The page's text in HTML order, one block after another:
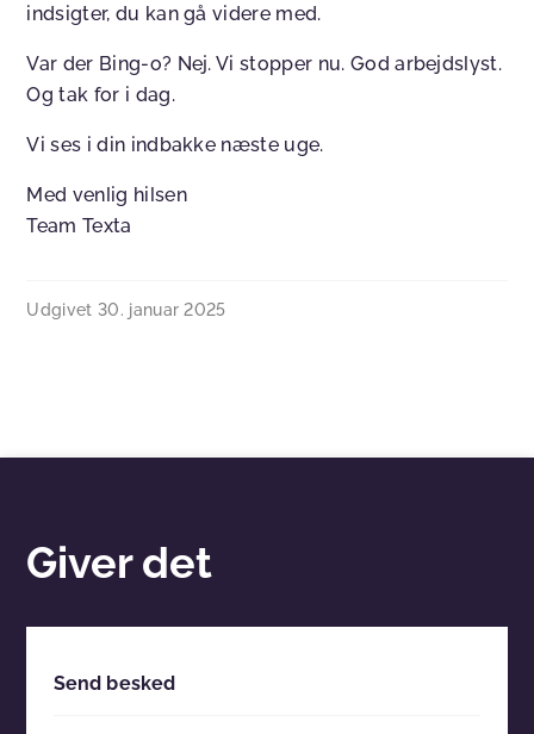
indsigter, du kan gå videre med.
Var der Bing-o? Nej. Vi stopper nu. God arbejdslyst.
Og tak for i dag.
Vi ses i din indbakke næste uge.
Med venlig hilsen
Team Texta
Udgivet 30. januar 2025
Giver det
Send besked